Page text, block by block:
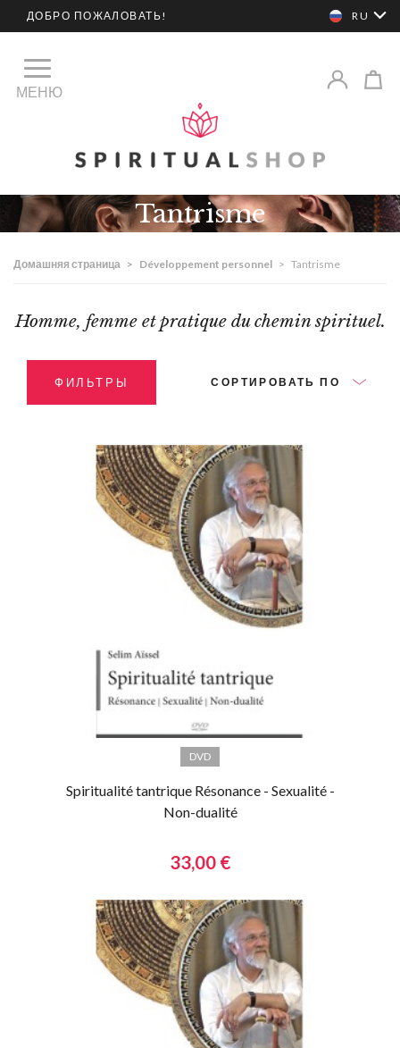
ДОБРО ПОЖАЛОВАТЬ! RU
МЕНЮ
Tantrisme
Домашняя страница > Développement personnel > Tantrisme
Homme, femme et pratique du chemin spirituel.
ФИЛЬТРЫ СОРТИРОВАТЬ ПО
DVD
Spiritualité tantrique Résonance - Sexualité -
Non-dualité
33,00 €